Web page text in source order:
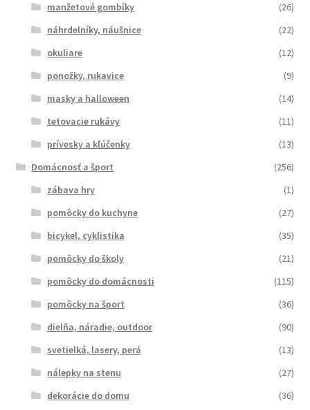
manžetové gombíky
(26)
náhrdelníky, náušnice
(22)
okuliare
(12)
ponožky, rukavice
(9)
masky a halloween
(14)
tetovacie rukávy
(11)
prívesky a kľúčenky
(13)
Domácnosť a šport
(256)
zábava hry
(1)
pomôcky do kuchyne
(27)
bicykel, cyklistika
(35)
pomôcky do školy
(21)
pomôcky do domácnosti
(115)
pomôcky na šport
(36)
dielňa, náradie, outdoor
(90)
svetielká, lasery, perá
(13)
nálepky na stenu
(27)
dekorácie do domu
(36)